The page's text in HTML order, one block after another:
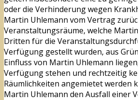
oder die Verhinderung wegen
Martin Uhlemann vom Vertrag
Veranstaltungsräume, welche
Dritten für die
Verfügung gestellt wurden, aus
Einfluss von Martin Uhlemann
Verfügung stehen und rechtzeitig
Räumlichkeiten angemietet werden
Martin Uhlemann den Ausfall einer